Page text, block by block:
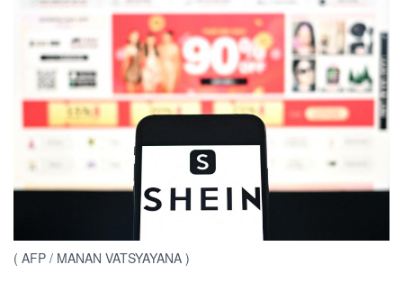
( AFP / MANAN VATSYAYANA )